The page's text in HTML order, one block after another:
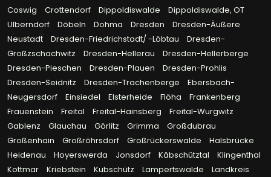
Coswig
Crottendorf Dippoldiswalde
Dippoldiswalde, OT
Ulberndorf
Döbeln Dohma Dresden
Dresden-Äußere
Neustadt
Dresden-Friedrichstadt/ -Löbtau
Dresden-
Großzschachwitz
Dresden-Hellerau
Dresden-Hellerberge
Dresden-Pieschen
Dresden-Plauen
Dresden-Prohlis
Dresden-Seidnitz
Dresden-Trachenberge
Ebersbach-
Neugersdorf
Einsiedel Elsterheide Flöha
Frankenberg
Frauenstein
Freital Freital-Hainsberg
Freital-Wurgwitz
Gablenz
Glauchau Görlitz Grimma
Großdubrau
Großenhain
Großröhrsdorf Großrückerswalde
Halsbrücke
Heidenau
Hoyerswerda Jonsdorf Käbschütztal
Klingenthal
Kottmar
Kriebstein Kubschütz Lampertswalde
Landkreis